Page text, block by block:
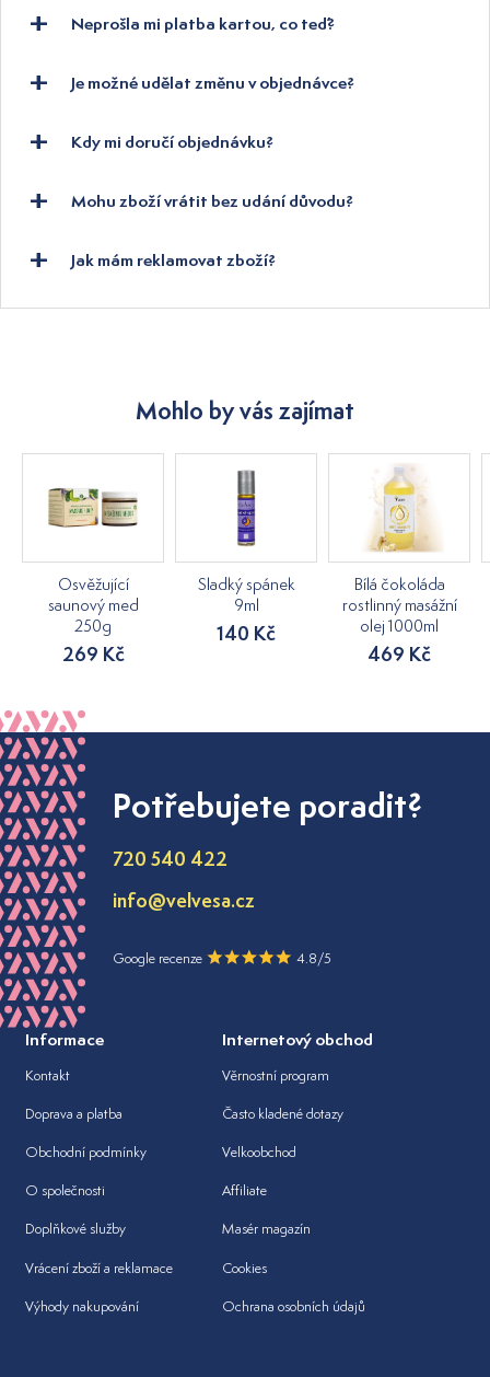
Neprošla mi platba kartou, co teď?
Je možné udělat změnu v objednávce?
Kdy mi doručí objednávku?
Mohu zboží vrátit bez udání důvodu?
Jak mám reklamovat zboží?
Mohlo by vás zajímat
Osvěžující
saunový med
250g
269 Kč
Sladký spánek
9ml
140 Kč
Bílá čokoláda
rostlinný masážní
olej 1000ml
469 Kč
Potřebujete poradit?
720 540 422
info@velvesa.cz
Google recenze 4.8/5
Informace
Kontakt
Doprava a platba
Obchodní podmínky
O společnosti
Doplňkové služby
Vrácení zboží a reklamace
Výhody nakupování
Internetový obchod
Věrnostní program
Často kladené dotazy
Velkoobchod
Affiliate
Masér magazín
Cookies
Ochrana osobních údajů